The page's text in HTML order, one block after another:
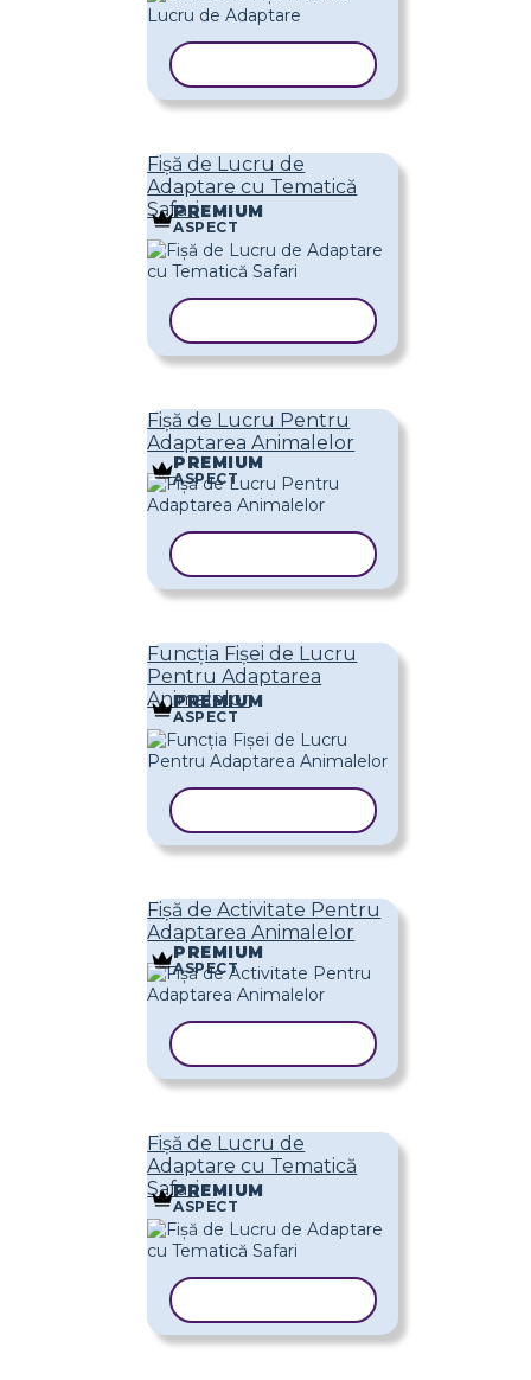
Fișă de Lucru de
Adaptare cu Tematică
SafariPREMIUM
ASPECT
Fișă de Lucru Pentru
Adaptarea Animalelor
PREMIUM
ASPECT
Funcția Fișei de Lucru
Pentru Adaptarea
Animalelor
PREMIUM
ASPECT
Fișă de Activitate Pentru
Adaptarea Animalelor
PREMIUM
ASPECT
Fișă de Lucru de
Adaptare cu Tematică
SafariPREMIUM
ASPECT